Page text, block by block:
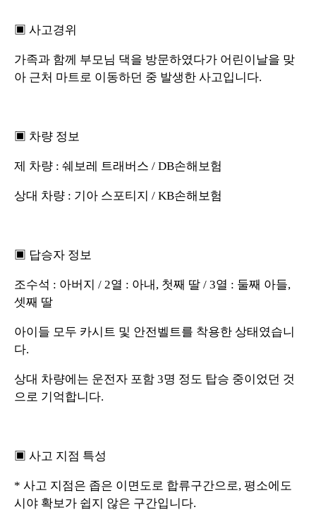
▣ 사고경위
가족과 함께 부모님 댁을 방문하였다가 어린이날을 맞
아 근처 마트로 이동하던 중 발생한 사고입니다.
▣ 차량 정보
제 차량 : 쉐보레 트래버스 / DB손해보험
상대 차량 : 기아 스포티지 / KB손해보험
▣ 답승자 정보
조수석 : 아버지 / 2열 : 아내, 첫째 딸 / 3열 : 둘째 아들,
셋째 딸
아이들 모두 카시트 및 안전벨트를 착용한 상태였습니
다.
상대 차량에는 운전자 포함 3명 정도 탑승 중이었던 것
으로 기억합니다.
▣ 사고 지점 특성
* 사고 지점은 좁은 이면도로 합류구간으로, 평소에도
시야 확보가 쉽지 않은 구간입니다.